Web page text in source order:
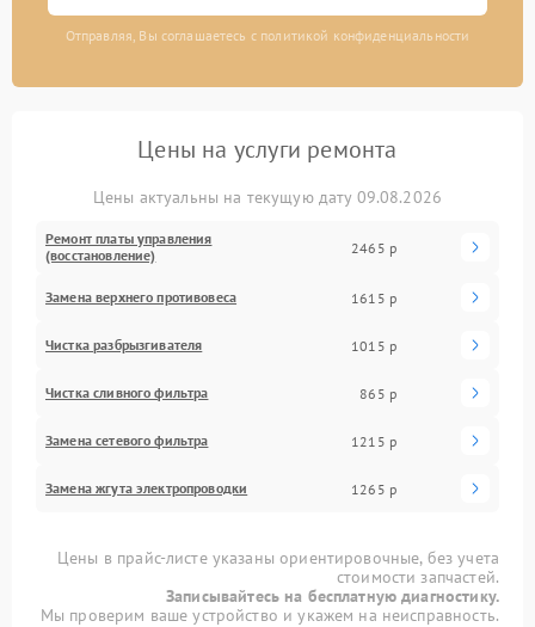
Отправляя, Вы соглашаетесь с политикой конфиденциальности
Цены на услуги ремонта
Цены актуальны на текущую дату 09.08.2026
Ремонт платы управления
(восстановление)
2465 р
Замена верхнего противовеса 1615 р
Чистка разбрызгивателя 1015 р
Чистка сливного фильтра 865 р
Замена сетевого фильтра 1215 р
Замена жгута электропроводки 1265 р
Цены в прайс-листе указаны ориентировочные, без учета
стоимости запчастей.
Записывайтесь на бесплатную диагностику.
Мы проверим ваше устройство и укажем на неисправность.